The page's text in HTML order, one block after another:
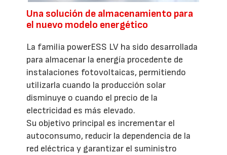
Una solución de almacenamiento para
el nuevo modelo energético
La familia powerESS LV ha sido desarrollada
para almacenar la energía procedente de
instalaciones fotovoltaicas, permitiendo
utilizarla cuando la producción solar
disminuye o cuando el precio de la
electricidad es más elevado.
Su objetivo principal es incrementar el
autoconsumo, reducir la dependencia de la
red eléctrica y garantizar el suministro